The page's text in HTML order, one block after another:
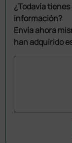
¿Todavía
información?
Envía ahora
han adquirido